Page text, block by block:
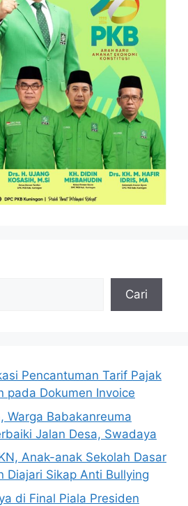
Cari
Pencantuman Tarif Pajak
pada Dokumen Invoice
Warga Babakanreuma
Jalan Desa, Swadaya
Anak-anak Sekolah Dasar
Diajari Sikap Anti Bullying
di Final Piala Presiden